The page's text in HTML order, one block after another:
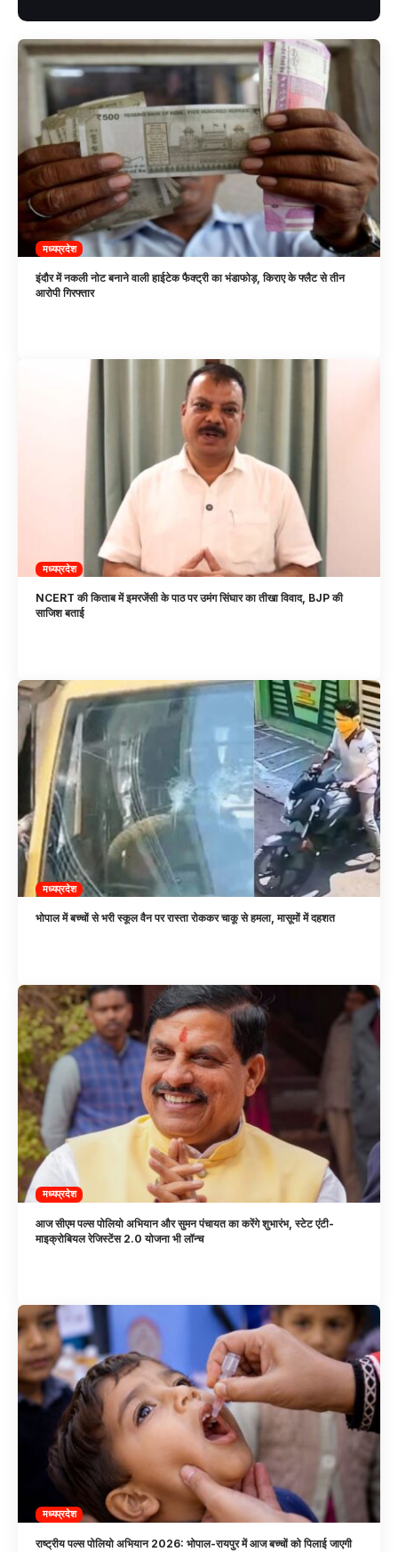
मध्यप्रदेश
इंदौर में नकली नोट बनाने वाली हाईटेक फैक्ट्री का भंडाफोड़, किराए के फ्लैट से तीन
आरोपी गिरफ्तार
मध्यप्रदेश
NCERT की किताब में इमरजेंसी के पाठ पर उमंग सिंघार का तीखा विवाद, BJP की
साजिश बताई
मध्यप्रदेश
भोपाल में बच्चों से भरी स्कूल वैन पर रास्ता रोककर चाकू से हमला, मासूमों में दहशत
मध्यप्रदेश
आज सीएम पल्स पोलियो अभियान और सुमन पंचायत का करेंगे शुभारंभ, स्टेट एंटी-
माइक्रोबियल रेजिस्टेंस 2.0 योजना भी लॉन्च
मध्यप्रदेश
राष्ट्रीय पल्स पोलियो अभियान 2026: भोपाल-रायपुर में आज बच्चों को पिलाई जाएगी